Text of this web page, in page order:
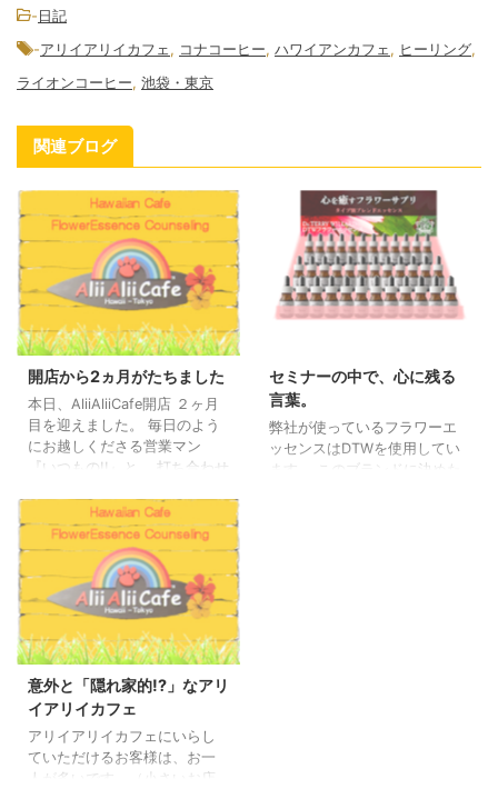
-日記
-アリイアリイカフェ, コナコーヒー, ハワイアンカフェ, ヒーリング,
ライオンコーヒー, 池袋・東京
関連ブログ
開店から2ヵ月がたちました
本日、AliiAliiCafe開店 ２ヶ月
目を迎えました。 毎日のよう
にお越しくださる営業マン
『いつもの!!』と、 打ち合わせ
くなお偉いさん『あの“いつも
の”パンもね☆』と、 ふらりと
『また、来ちゃいました!!』
と、ライオンコーヒーをテイ
クアウトされるお嬢さん、 颯
爽と自転車でお越し下さるジ
ェントルマン、『今日は、こ
の豆にするよ!!』と、 『ごちそ
うさま!!』と、いつも笑顔の紳
士、 『いいね～、このミュー
ジック♪♪』と、超ハワイ好き
の麺屋オーナーさん、 生ライ
ブの演奏(レンタルカ ...
セミナーの中で、心に残る
言葉。
弊社が使っているフラワーエ
ッセンスはDTWを使用してい
ます。 このブランドに決めた
意外と「隠れ家的!?」なアリ
イアリイカフェ
アリイアリイカフェにいらし
ていただけるお客様は、お一
人が多いです。（小さいお店